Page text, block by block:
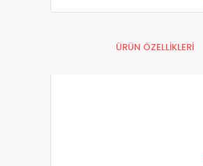
ÜRÜN ÖZELLİKLERİ